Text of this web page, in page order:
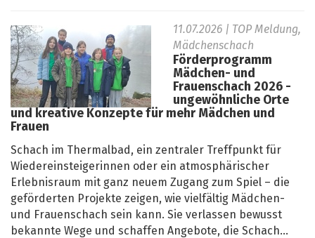
11.07.2026 | TOP Meldung,
Mädchenschach
Förderprogramm
Mädchen- und
Frauenschach 2026 -
ungewöhnliche Orte
und kreative Konzepte für mehr Mädchen und
Frauen
Schach im Thermalbad, ein zentraler Treffpunkt für
Wiedereinsteigerinnen oder ein atmosphärischer
Erlebnisraum mit ganz neuem Zugang zum Spiel – die
geförderten Projekte zeigen, wie vielfältig Mädchen-
und Frauenschach sein kann. Sie verlassen bewusst
bekannte Wege und schaffen Angebote, die Schach...